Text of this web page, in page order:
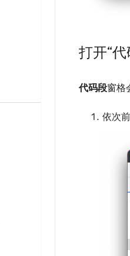
打开“
代码段窗格
依次